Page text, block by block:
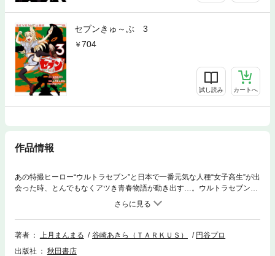
セブンきゅ～ぶ 3
704
試し読み カートへ
作品情報
あの特撮ヒーロー“ウルトラセブン”と日本で一番元気な人種“女子高生”が出
会った時、とんでもなくアツき青春物語が動き出す…。ウルトラセブン×
著者 上月まんまる 谷崎あきら（ＴＡＲＫＵＳ）
円谷プロ
出版社
秋田書店